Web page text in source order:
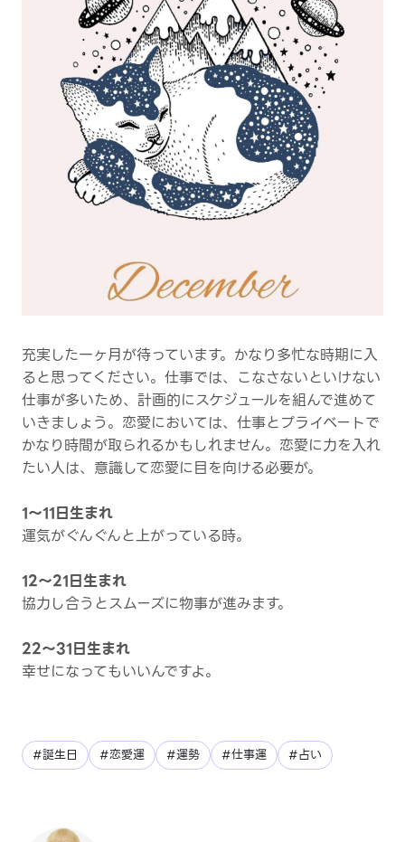
充実した一ヶ月が待っています。かなり多忙な時期に入
ると思ってください。仕事では、こなさないといけない
仕事が多いため、計画的にスケジュールを組んで進めて
いきましょう。恋愛においては、仕事とプライベートで
かなり時間が取られるかもしれません。恋愛に力を入れ
たい人は、意識して恋愛に目を向ける必要が。
1～11日生まれ
運気がぐんぐんと上がっている時。
12～21日生まれ
協力し合うとスムーズに物事が進みます。
22～31日生まれ
幸せになってもいいんですよ。
#誕生日 #恋愛運 #運勢 #仕事運 #占い